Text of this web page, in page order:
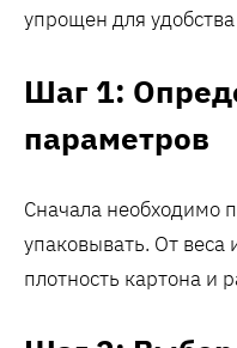
упрощен для
Шаг 1:
параметров
Сначала необходимо
упаковывать. От веса
плотность картона и